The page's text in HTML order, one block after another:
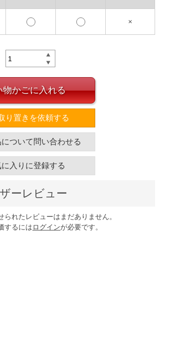
×
物かごに入れる
り置きを依頼する
ついて問い合わせる
に入りに登録する
ーレビュー
られたレビューはまだありません。
するにはログインが必要です。